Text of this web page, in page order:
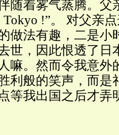
随着雾气蒸腾。父
Tokyo !”。
对父亲
做法有趣，二是
世，因此恨透了
嘛。然而令我意
利般的笑声，而
等我出国之后才弄